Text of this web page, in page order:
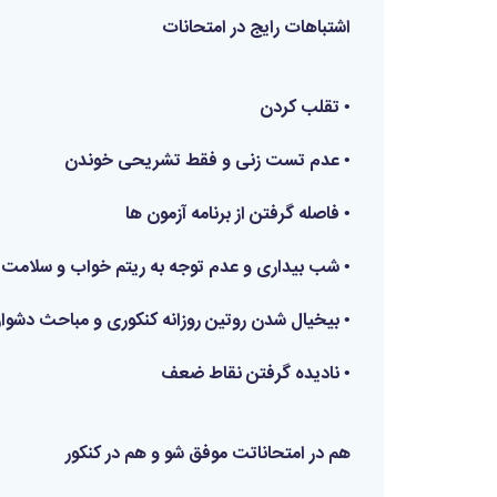
اشتباهات رایج در امتحانات
• تقلب کردن
• عدم تست زنی و فقط تشریحی خوندن
• فاصله گرفتن از برنامه آزمون ها
• شب بیداری‌ و عدم توجه به ریتم خواب و
• بیخیال شدن روتین روزانه کنکوری و مباحث
• نادیده گرفتن نقاط ضعف
هم در امتحاناتت موفق شو و هم در کنکور